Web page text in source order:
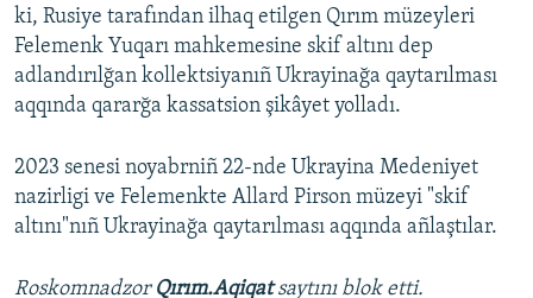
ki, Rusiye tarafından ilhaq etilgen Qırım müzeyleri
Felemenk Yuqarı mahkemesine skif altını dep
adlandırılğan kollektsiyanıñ Ukrayinağa qaytarılması
aqqında qararğa kassatsion şikâyet yolladı.
2023 senesi noyabrniñ 22-nde Ukrayina Medeniyet
nazirligi ve Felemenkte Allard Pirson müzeyi "skif
altını"nıñ Ukrayinağa qaytarılması aqqında añlaştılar.
Roskomnadzor Qırım.Aqiqatsaytını blok etti.